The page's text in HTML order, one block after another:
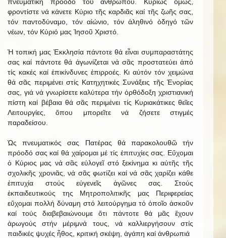
φροντἰστε νά κάνετε Κύριο τῆς καρδιᾶς καί τῆς ζωῆς σας,
τόν παντοδύναμο, τόν αἰώνιο, τόν ἀληθινό ὁδηγό τῶν
νέων, τόν Κύριό μας Ἰησοῦ Χριστό.
Ἡ τοπική μας Ἐκκλησία πάντοτε θά εἶναι συμπαραστάτης
σας καί πάντοτε θά ἀγωνίζεται νά σᾶς προστατεύει ἀπό
τίς κακές καί ἐπικίνδυνες ἐπιρροές. Κι αὐτόν τόν χειμώνα
θά σᾶς περιμένει στίς Κατηχητικές Συνάξεις τῆς Ἐνορίας
σας, γιά νά γνωρίσετε καλύτερα τήν ὀρθόδοξη χριστιανική
πίστη καί βέβαια θά σᾶς περιμένει τίς Κυριακάτικες θεῖες
Λειτουργίες, ὅπου μπορεῖτε νά ζήσετε στιγμές
παραδείσου.
Ὡς πνευματικός σας Πατέρας θά παρακολουθῶ τήν
πρόοδό σας καί θά χαίρομαι μέ τίς ἐπιτυχίες σας. Εὔχομαι
ὁ Κύριος μας νά σᾶς εὐλογεῖ στό ξεκίνημα κι αὐτῆς τῆς
σχολικῆς χρονιᾶς, νά σᾶς φωτίζει καί νά σᾶς χαρίζει κάθε
ἐπιτυχία στούς εὐγενεῖς ἀγῶνες σας. Στούς
ἐκπαιδευτικούς της Μητροπολιτικῆς μας Περιφερείας
εὔχομαι πολλή δύναμη στό λειτούργημα τό ὁποῖο ἀσκοῦν
καί τούς διαβεβαιώνουμε ὅτι πάντοτε θά μᾶς ἔχουν
ἀρωγούς στήν μέριμνά τους, νά καλλιεργήσουν στίς
παιδικές ψυχές ἦθος, κριτική σκέψη, ἀγάπη καί ἀνθρωπιά